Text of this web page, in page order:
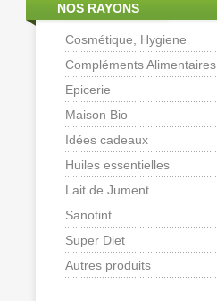
NOS RAYONS
Cosmétique, Hygiene
Compléments Alimentaires
Epicerie
Maison Bio
Idées cadeaux
Huiles essentielles
Lait de Jument
Sanotint
Super Diet
Autres produits